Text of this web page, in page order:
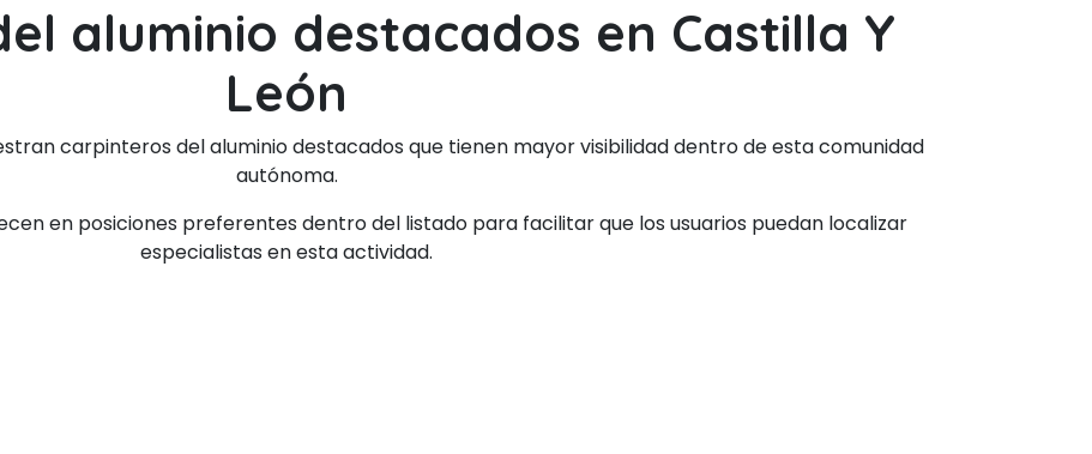
aluminio destacados en Castilla Y
León
carpinteros del aluminio destacados que tienen mayor visibilidad dentro de esta comunidad
autónoma.
en posiciones preferentes dentro del listado para facilitar que los usuarios puedan localizar
especialistas en esta actividad.